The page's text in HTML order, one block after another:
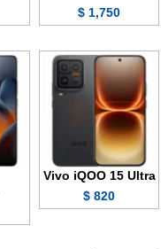
1,750 $
Vivo iQOO 15 Ultra
820 $